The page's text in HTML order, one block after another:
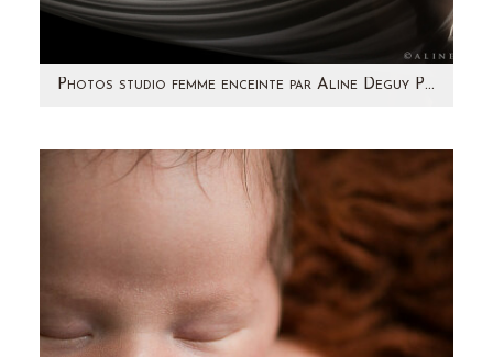
Photos studio femme enceinte par Aline Deguy Photographe
future maman ravissante ! Une séance photo
en studio est un…